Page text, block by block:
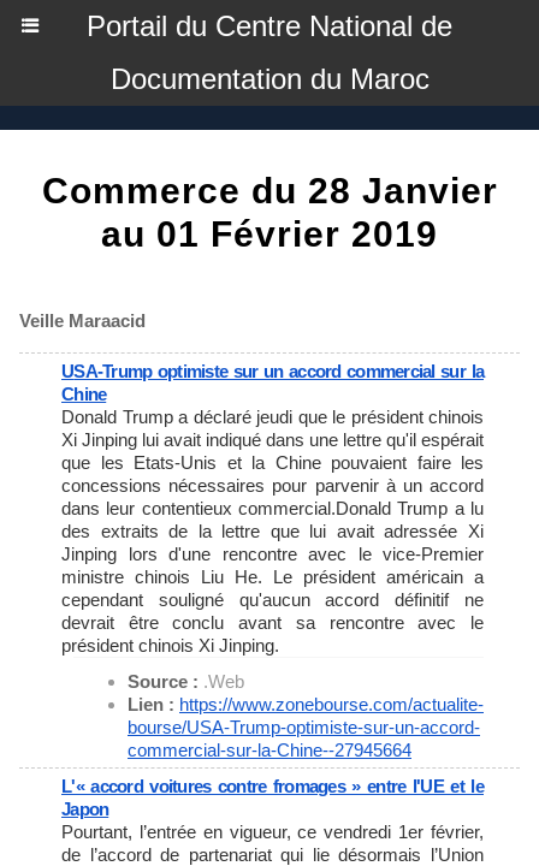
Portail du Centre National de
Documentation du Maroc
Commerce du 28 Janvier
au 01 Février 2019
Veille Maraacid
USA-Trump optimiste sur un accord commercial sur la
Chine
Donald Trump a déclaré jeudi que le président chinois
Xi Jinping lui avait indiqué dans une lettre qu'il espérait
que les Etats-Unis et la Chine pouvaient faire les
concessions nécessaires pour parvenir à un accord
dans leur contentieux commercial.Donald Trump a lu
des extraits de la lettre que lui avait adressée Xi
Jinping lors d'une rencontre avec le vice-Premier
ministre chinois Liu He. Le président américain a
cependant souligné qu'aucun accord définitif ne
devrait être conclu avant sa rencontre avec le
président chinois Xi Jinping.
Source : .Web
Lien : https://www.zonebourse.com/actualite-
bourse/USA-Trump-optimiste-sur-un-accord-
commercial-sur-la-Chine--27945664
L'« accord voitures contre fromages » entre l'UE et le
Japon
Pourtant, l’entrée en vigueur, ce vendredi 1er février,
de l’accord de partenariat qui lie désormais l’Union